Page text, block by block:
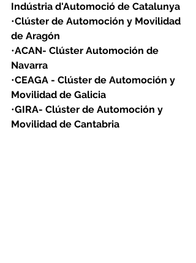
Indústria d'Automoció de Catalunya
•Clúster de Automoción y Movilidad
de Aragón
•ACAN- Clúster Automoción de
Navarra
•CEAGA - Clúster de Automoción y
Movilidad de Galicia
•GIRA- Clúster de Automoción y
Movilidad de Cantabria